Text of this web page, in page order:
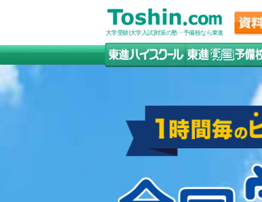
大学受験(大学入試)対策の塾・予備校なら東進